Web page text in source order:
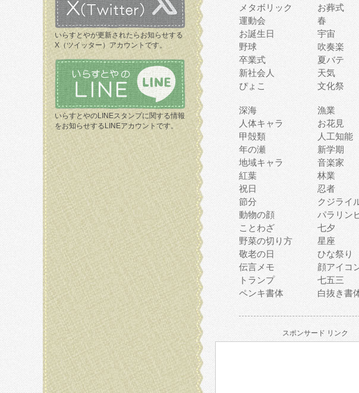
いらすとやが更新されたらお知らせする
X（ツイッター）アカウントです。
いらすとやのLINEスタンプに関する情報
をお知らせするLINEアカウントです。
メタボリック
お葬式
運動会
春
お誕生日
宇宙
野球
吹奏楽
卒業式
夏バテ
新社会人
天気
ぴょこ
文化祭
深海
漁業
人体キャラ
お花見
甲殻類
人工知能
年の瀬
新学期
地域キャラ
音楽家
紅葉
林業
祝日
忍者
節分
クジライ
動物の顔
パラリン
ことわざ
七夕
野菜の切り方
星座
敬老の日
ひな祭り
伝言メモ
顔アイコ
トランプ
七五三
ペンキ書体
白抜き書
スポンサード リンク